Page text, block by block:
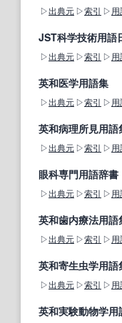
出典元 索引 用
JST科学技術用語
出典元 索引 用
英和医学用語集
出典元 索引 用
英和病理所見用語
出典元 索引 用
眼科専門用語辞書
出典元 索引 用
英和歯内療法用語
出典元 索引 用
英和寄生虫学用語
出典元 索引 用
英和実験動物学用